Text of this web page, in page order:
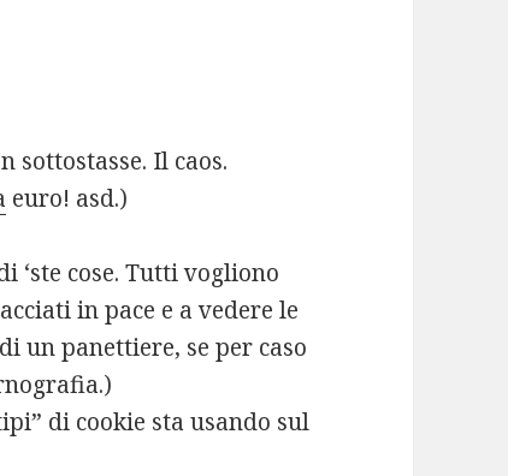
sottostasse. Il caos.
euro! asd.)
‘ste cose. Tutti vogliono
in pace e a vedere le
un panettiere, se per caso
di cookie sta usando sul